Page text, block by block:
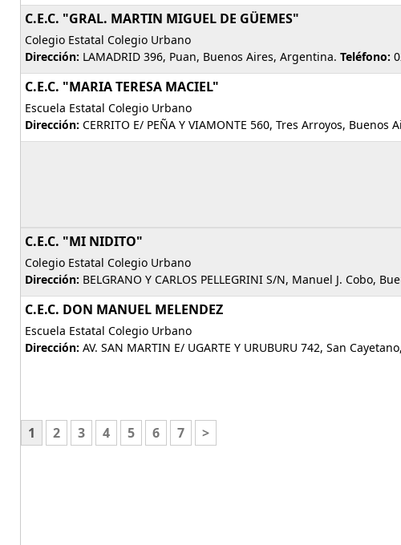
C.E.C. "GRAL. MARTIN MIGUEL DE GÜEMES"
Colegio Estatal Colegio Urbano
Dirección: LAMADRID 396, Puan, Buenos Aires, Argentina. Teléfono:
C.E.C. "MARIA TERESA MACIEL"
Escuela Estatal Colegio Urbano
Dirección: CERRITO E/ PEÑA Y VIAMONTE 560, Tres Arroyos, Buenos
C.E.C. "MI NIDITO"
Colegio Estatal Colegio Urbano
Dirección: BELGRANO Y CARLOS PELLEGRINI S/N, Manuel J. Cobo,
C.E.C. DON MANUEL MELENDEZ
Escuela Estatal Colegio Urbano
Dirección: AV. SAN MARTIN E/ UGARTE Y URUBURU 742, San
1 2 3 4 5 6 7 >